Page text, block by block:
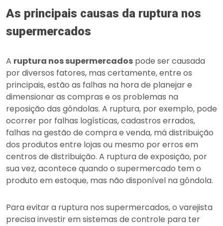
As principais causas da ruptura nos
supermercados
A ruptura nos supermercados pode ser causada
por diversos fatores, mas certamente, entre os
principais, estão as falhas na hora de planejar e
dimensionar as compras e os problemas na
reposição das gôndolas. A ruptura, por exemplo, pode
ocorrer por falhas logísticas, cadastros errados,
falhas na gestão de compra e venda, má distribuição
dos produtos entre lojas ou mesmo por erros em
centros de distribuição. A ruptura de exposição, por
sua vez, acontece quando o supermercado tem o
produto em estoque, mas não disponível na gôndola.
Para evitar a ruptura nos supermercados, o varejista
precisa investir em sistemas de controle para ter